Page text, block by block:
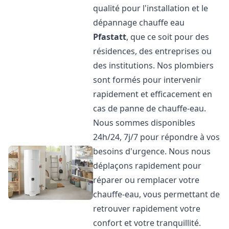
qualité pour l'installation et le
dépannage chauffe eau
Pfastatt, que ce soit pour des
résidences, des entreprises ou
des institutions. Nos plombiers
sont formés pour intervenir
rapidement et efficacement en
cas de panne de chauffe-eau.
Nous sommes disponibles
24h/24, 7j/7 pour répondre à vos
besoins d'urgence. Nous nous
déplaçons rapidement pour
réparer ou remplacer votre
chauffe-eau, vous permettant de
retrouver rapidement votre
confort et votre tranquillité.